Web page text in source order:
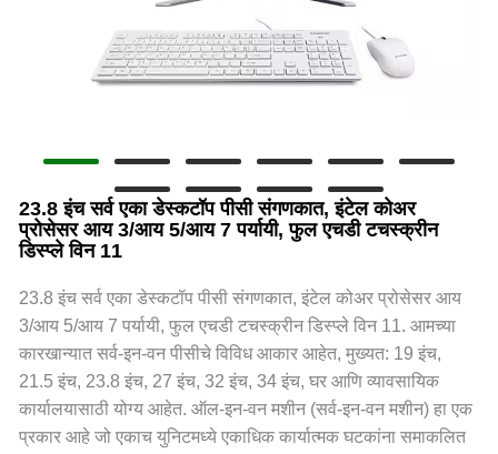
23.8 इंच सर्व एका डेस्कटॉप पीसी संगणकात, इंटेल कोअर
प्रोसेसर आय 3/आय 5/आय 7 पर्यायी, फुल एचडी टचस्क्रीन
डिस्प्ले विन 11
23.8 इंच सर्व एका डेस्कटॉप पीसी संगणकात, इंटेल कोअर प्रोसेसर आय
3/आय 5/आय 7 पर्यायी, फुल एचडी टचस्क्रीन डिस्प्ले विन 11. आमच्या
कारखान्यात सर्व-इन-वन पीसीचे विविध आकार आहेत, मुख्यत: 19 इंच,
21.5 इंच, 23.8 इंच, 27 इंच, 32 इंच, 34 इंच, घर आणि व्यावसायिक
कार्यालयासाठी योग्य आहेत. ऑल-इन-वन मशीन (सर्व-इन-वन मशीन) हा एक
प्रकार आहे जो एकाच युनिटमध्ये एकाधिक कार्यात्मक घटकांना समाकलित